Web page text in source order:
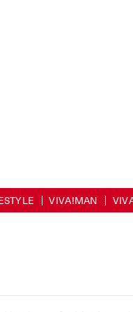
VIVA!MAN